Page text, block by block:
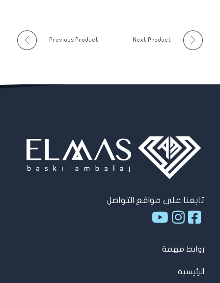
Previous Product Next Product
تابعنا على مواقع التواصل
روابط مهمة
الرئيسية